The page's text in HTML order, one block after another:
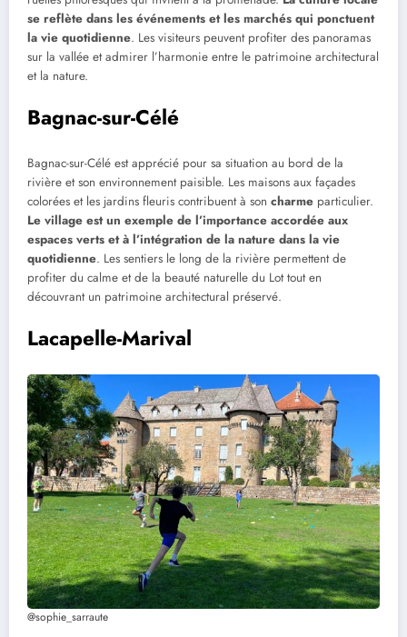
se reflète dans les événements et les marchés qui ponctuent
la vie quotidienne. Les visiteurs peuvent profiter des panoramas
sur la vallée et admirer l’harmonie entre le patrimoine architectural
et la nature.
Bagnac-sur-Célé
Bagnac-sur-Célé est apprécié pour sa situation au bord de la
rivière et son environnement paisible. Les maisons aux façades
colorées et les jardins fleuris contribuent à son charme particulier.
Le village est un exemple de l’importance accordée aux
espaces verts et à l’intégration de la nature dans la vie
quotidienne. Les sentiers le long de la rivière permettent de
profiter du calme et de la beauté naturelle du Lot tout en
découvrant un patrimoine architectural préservé.
Lacapelle-Marival
@sophie_sarraute